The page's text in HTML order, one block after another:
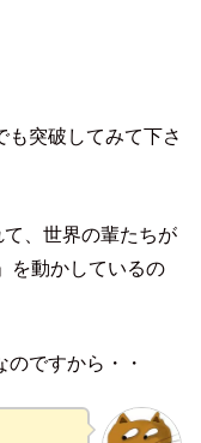
も突破してみて下さ
て、世界の輩たちが
」を動かしているの
ですから・・